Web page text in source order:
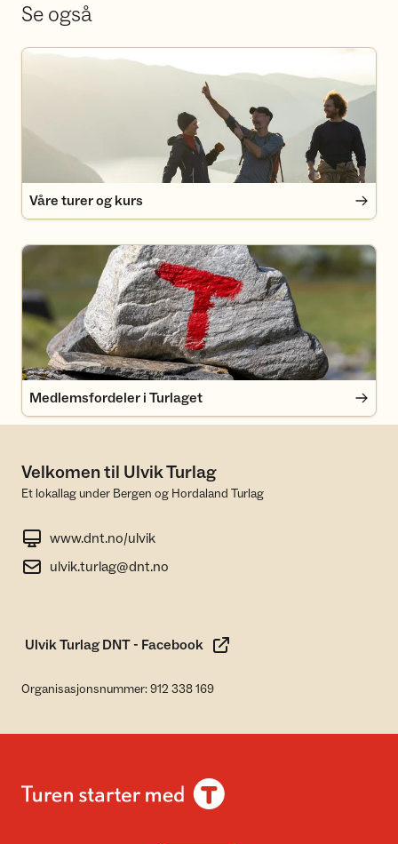
Se også
Våre turer og kurs
Våre turer og kurs
Medlemsfordeler i Turlaget
Medlemsfordeler i Turlaget
Velkomen til Ulvik Turlag
Et lokallag under Bergen og Hordaland Turlag
www.dnt.no/ulvik
ulvik.turlag@dnt.no
Ulvik Turlag DNT - Facebook
Organisasjonsnummer: 912 338 169